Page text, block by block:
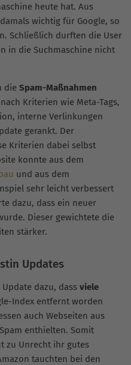
heute hat. Aus
wichtig für Google, so
Schließlich durften die User
in die Suchmaschine nicht
die Spam-Maßnahmen
Kriterien wie Meta-Tags,
interne Verlinkungen
gerankt. Der
Kriterien dabei selbst
konnte aus dem
und aus dem
sehr leicht verbessert
dazu, dass ein neuer
Dieser gewichtete die
stärker.
Updates
dazu, dass viele
Index entfernt worden
auch Webseiten aus
enthielten. Somit
zu Unrecht ihr gutes
tauchten bei den